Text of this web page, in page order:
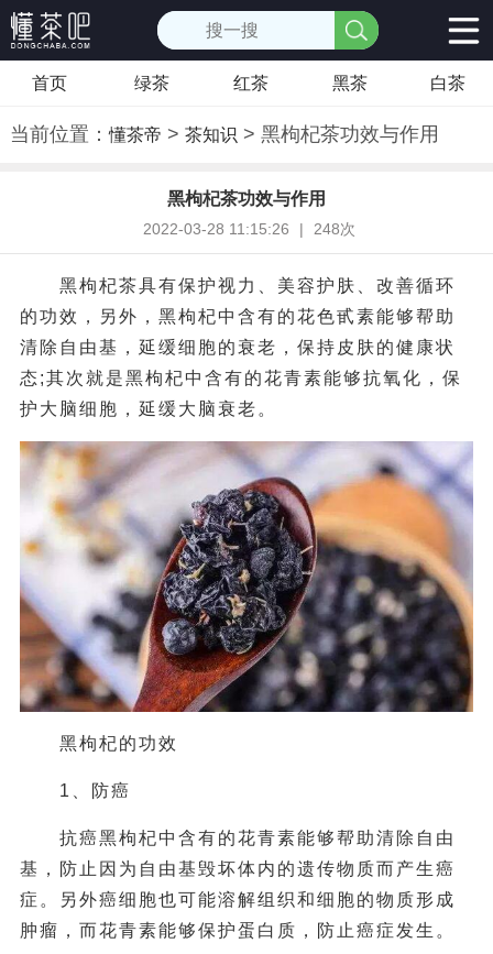
首页 绿茶 红茶 黑茶 白茶
当前位置：懂茶帝 > 茶知识 > 黑枸杞茶功效与作用
黑枸杞茶功效与作用
2022-03-28 11:15:26 | 248次
黑枸杞茶具有保护视力、美容护肤、改善循环
的功效，另外，黑枸杞中含有的花色甙素能够帮助
清除自由基，延缓细胞的衰老，保持皮肤的健康状
态;其次就是黑枸杞中含有的花青素能够抗氧化，保
护大脑细胞，延缓大脑衰老。
黑枸杞的功效
1、防癌
抗癌黑枸杞中含有的花青素能够帮助清除自由
基，防止因为自由基毁坏体内的遗传物质而产生癌
症。另外癌细胞也可能溶解组织和细胞的物质形成
肿瘤，而花青素能够保护蛋白质，防止癌症发生。